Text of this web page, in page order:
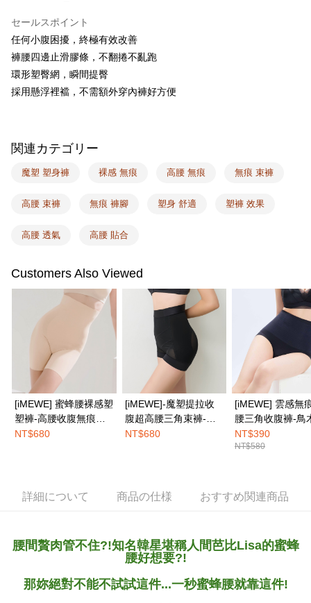
一、 AFTEE代金後払いについて
1.お支払い方法でAFTEE代金後払いを選択すると、携帯電話認証ウィンド
ウが表示されます。
2.SMSで認証してお支払い手続を進めてください。
3.注文するときのお支払いは不要です。商品はご指定の住所に配送されま
4.ご注文が完了すると、携帯に支払い通知のSMSが届きます。アプリ会員
グでお支払いください。
代金納付期限は最短で 14 日以内ですので、ご注意ください。AFTEE アプ
とに計算されます。AFTEEで注文すると、商品を受け取るまで支払い期限
わらず、AFTEEで指定された期限内にお支払いください。
二、支払い限度額
1.初回 AFTEEを ご利用の際に、認証結果及び当社の審査の結果に基づ
き、限度額が設定されます。
2.決済金額は最低NT$20です。
3.現在、台湾の会員のみご利用いただけます。
三、利用規約「AFTEE代金後払い」（以下当サービスという）はネットプ
ロテクションズ（以下 AFTEE という）が提供し、AFTEEが代金を徴収し
ます。当サービスご利用の際に提供しなければならない個人情報（注文者
の氏名、電話番号、受取人の氏名、電話番号、受取人住所を含むがこれに
限らない）は、AFTEEに渡され当サービスで必要な範囲内で利用されま
す。AFTEEの個人情報の収集、処理、利用について、詳細はAFTEE公式ホ
ームページの『個人情報の収集、処理及び利用に関する声明』をご参照く
ります。支払い期限を過ぎた場合、その金額に基づいて年利20%の遅延滞
個人情報の処理、利用について疑問がある、または関連する法律の権利を
行使したい場合は、ネットプロテクションズcs_tw@netprotections.co.jp
てAFTEEにご提供いただく、またはAFTEEにあなたの個人情報の収集、処
配送方法
全家取付
配送毎にNT$100、NT$1,500以上で送料無料
7-11取付
配送毎にNT$100、NT$1,500以上で送料無料
EASY SHOP門市速取
送料無料
海外発送 送料を確認
セールスポイント
任何小腹困擾，終極有效改善
褲腰四邊止滑膠條，不翻捲不亂跑
環形塑臀網，瞬間提臀
採用懸浮裡襠，不需額外穿內褲好方便
関連カテゴリー
魔塑 塑身褲 裸感 無痕 高腰 無痕 無痕 束褲
高腰 束褲 無痕 褲腳 塑身 舒適 塑褲 效果
高腰 透氣 高腰 貼合
Customers Also Viewed
[iMEWE] 蜜蜂腰裸感塑
塑褲-高腰收腹無痕束
褲-裸感膚
NT$680
[iMEWE]-魔塑提拉收
腹超高腰三角束褲-絲
絨黑
NT$680
[iMEWE] 雲感無
腰三角收腹褲-鳥
NT$390
NT$580
詳細について 商品の仕様 おすすめ関連商品
腰間贅肉管不住?!知名韓星堪稱人間芭比Lisa的蜜蜂
腰好想要?!
那妳絕對不能不試試這件...一秒蜜蜂腰就靠這件!